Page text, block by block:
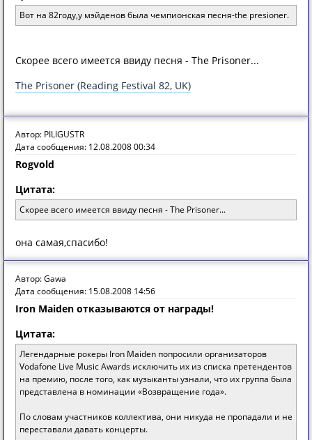
Вот на 82году,у мэйденов была чемпионская песня-the presioner.
Скорее всего имеется ввиду песня - The Prisoner...
The Prisoner (Reading Festival 82, UK)
Автор: PILIGUSTR
Дата сообщения: 12.08.2008 00:34
Rogvold
Цитата:
Скорее всего имеется ввиду песня - The Prisoner...
она самая,спасибо!
Автор: Gawa
Дата сообщения: 15.08.2008 14:56
Iron Maiden отказываются от награды!
Цитата:
Легендарные рокеры Iron Maiden попросили организаторов
Vodafone Live Music Awards исключить их из списка претендентов
на премию, после того, как музыканты узнали, что их группа была
представлена в номинации «Возвращение года».
По словам участников коллектива, они никуда не пропадали и не
переставали давать концерты.